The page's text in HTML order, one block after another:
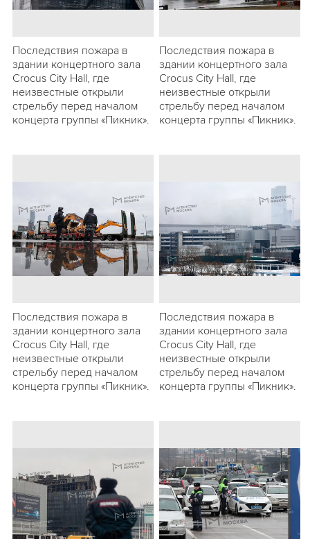
Последствия пожара в
здании концертного зала
Crocus City Hall, где
неизвестные открыли
стрельбу перед началом
концерта группы «Пикник».
Последствия пожара в
здании концертного зала
Crocus City Hall, где
неизвестные открыли
стрельбу перед началом
концерта группы «Пикник».
Последствия пожара в
здании концертного зала
Crocus City Hall, где
неизвестные открыли
стрельбу перед началом
концерта группы «Пикник».
Последствия пожара в
здании концертного зала
Crocus City Hall, где
неизвестные открыли
стрельбу перед началом
концерта группы «Пикник».